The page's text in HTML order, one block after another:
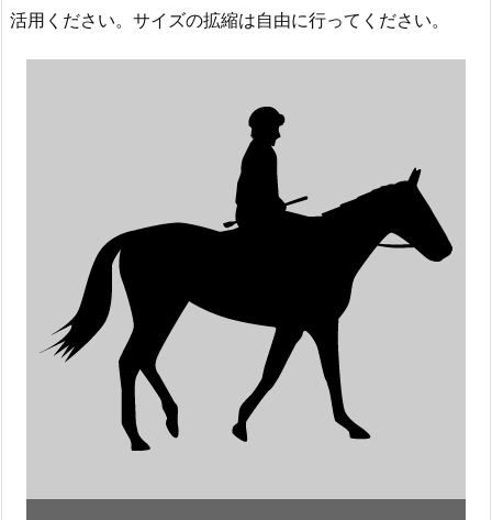
活用ください。サイズの拡縮は自由に行ってください。